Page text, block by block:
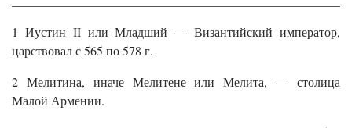
1 Иустин II или Младший — Византийский император,
царствовал с 565 по 578 г.
2 Мелитина, иначе Мелитене или Мелита, — столица
Малой Армении.